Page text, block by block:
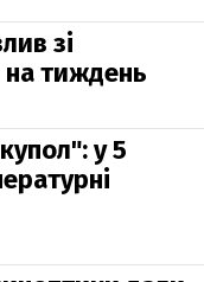
зі
тиждень
у 5